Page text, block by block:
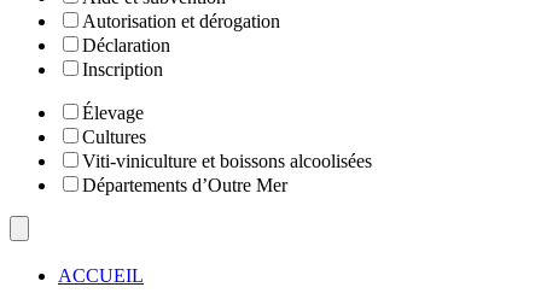
Autorisation et dérogation
Déclaration
Inscription
Élevage
Cultures
Viti-viniculture et boissons alcoolisées
Départements d’Outre Mer
ACCUEIL